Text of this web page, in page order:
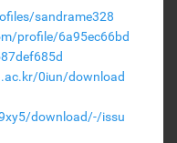
sandrame328
profile/6a95ec66bd
0iun/download
download/-/issu